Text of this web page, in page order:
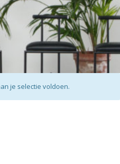
je selectie voldoen.